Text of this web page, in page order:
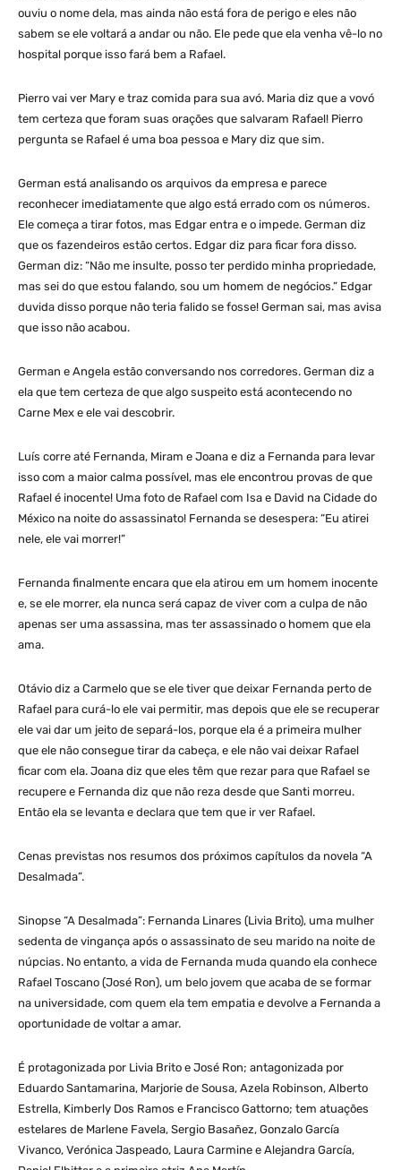
ouviu o nome dela, mas ainda não está fora de perigo e eles não
sabem se ele voltará a andar ou não. Ele pede que ela venha vê-lo no
hospital porque isso fará bem a Rafael.
Pierro vai ver Mary e traz comida para sua avó. Maria diz que a vovó
tem certeza que foram suas orações que salvaram Rafael! Pierro
pergunta se Rafael é uma boa pessoa e Mary diz que sim.
German está analisando os arquivos da empresa e parece
reconhecer imediatamente que algo está errado com os números.
Ele começa a tirar fotos, mas Edgar entra e o impede. German diz
que os fazendeiros estão certos. Edgar diz para ficar fora disso.
German diz: “Não me insulte, posso ter perdido minha propriedade,
mas sei do que estou falando, sou um homem de negócios.” Edgar
duvida disso porque não teria falido se fosse! German sai, mas avisa
que isso não acabou.
German e Angela estão conversando nos corredores. German diz a
ela que tem certeza de que algo suspeito está acontecendo no
Carne Mex e ele vai descobrir.
Luís corre até Fernanda, Miram e Joana e diz a Fernanda para levar
isso com a maior calma possível, mas ele encontrou provas de que
Rafael é inocente! Uma foto de Rafael com Isa e David na Cidade do
México na noite do assassinato! Fernanda se desespera: “Eu atirei
nele, ele vai morrer!”
Fernanda finalmente encara que ela atirou em um homem inocente
e, se ele morrer, ela nunca será capaz de viver com a culpa de não
apenas ser uma assassina, mas ter assassinado o homem que ela
ama.
Otávio diz a Carmelo que se ele tiver que deixar Fernanda perto de
Rafael para curá-lo ele vai permitir, mas depois que ele se recuperar
ele vai dar um jeito de separá-los, porque ela é a primeira mulher
que ele não consegue tirar da cabeça, e ele não vai deixar Rafael
ficar com ela. Joana diz que eles têm que rezar para que Rafael se
recupere e Fernanda diz que não reza desde que Santi morreu.
Então ela se levanta e declara que tem que ir ver Rafael.
Cenas previstas nos resumos dos próximos capítulos da novela “A
Desalmada”.
Sinopse “A Desalmada”: Fernanda Linares (Livia Brito), uma mulher
sedenta de vingança após o assassinato de seu marido na noite de
núpcias. No entanto, a vida de Fernanda muda quando ela conhece
Rafael Toscano (José Ron), um belo jovem que acaba de se formar
na universidade, com quem ela tem empatia e devolve a Fernanda a
oportunidade de voltar a amar.
É protagonizada por Livia Brito e José Ron; antagonizada por
Eduardo Santamarina, Marjorie de Sousa, Azela Robinson, Alberto
Estrella, Kimberly Dos Ramos e Francisco Gattorno; tem atuações
estelares de Marlene Favela, Sergio Basañez, Gonzalo García
Vivanco, Verónica Jaspeado, Laura Carmine e Alejandra García,